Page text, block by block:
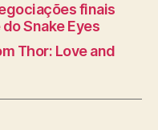
finais
Snake Eyes
Thor: Love and